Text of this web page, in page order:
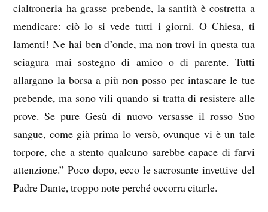
cialtroneria ha grasse prebende, la santità è costretta a
mendicare: ciò lo si vede tutti i giorni. O Chiesa, ti
lamenti! Ne hai ben d’onde, ma non trovi in questa tua
sciagura mai sostegno di amico o di parente. Tutti
allargano la borsa a più non posso per intascare le tue
prebende, ma sono vili quando si tratta di resistere alle
prove. Se pure Gesù di nuovo versasse il rosso Suo
sangue, come già prima lo versò, ovunque vi è un tale
torpore, che a stento qualcuno sarebbe capace di farvi
attenzione.” Poco dopo, ecco le sacrosante invettive del
Padre Dante, troppo note perché occorra citarle.